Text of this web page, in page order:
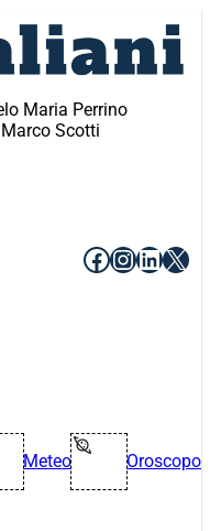
Maria Perrino
Scotti
Facebook
X
Meteo Oroscopo